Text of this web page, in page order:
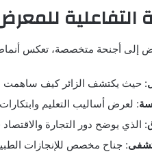
التفاعلية
إلى أجنحة متخصصة، تعكس أنماط
: حيث يكتشف الزائر كيف ساهمت
: لعرض أساليب التعليم
: الذي يوضح دور التجارة
: جناح مخصص للإنجازات